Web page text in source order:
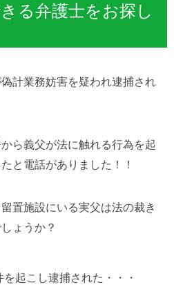
る弁護士をお探し
計業務妨害を疑われ逮捕され
ら義父が法に触れる行為を起
と電話がありました！！
置施設にいる実父は法の裁き
ょうか？
起こし逮捕された・・・